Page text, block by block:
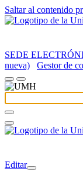
Saltar al contenido
SEDE
nueva)
Gestor de
Editar